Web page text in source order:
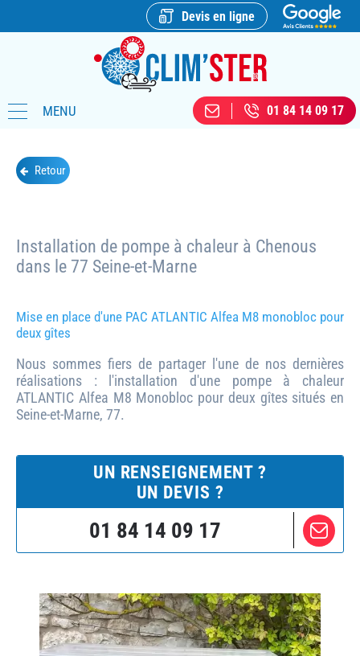
Devis en ligne
01 84 14 09 17
MENU
Retour
Installation de pompe à chaleur à Chenous
dans le 77 Seine-et-Marne
Mise en place d'une PAC ATLANTIC Alfea M8 monobloc pour
deux gîtes
Nous sommes fiers de partager l'une de nos dernières
réalisations : l'installation d'une pompe à chaleur
ATLANTIC Alfea M8 Monobloc pour deux gîtes situés en
Seine-et-Marne, 77.
UN RENSEIGNEMENT ?
UN DEVIS ?
01 84 14 09 17